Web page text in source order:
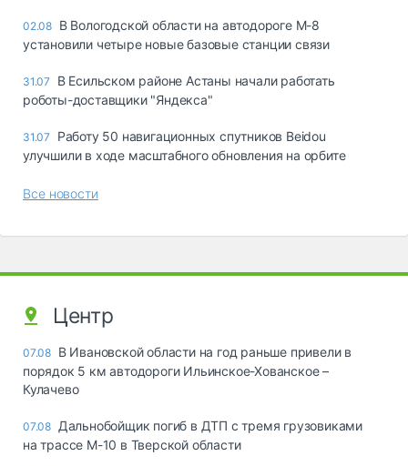
02.08 В Вологодской области на автодороге М-8
установили четыре новые базовые станции связи
31.07
В Есильском районе Астаны начали работать
роботы-доставщики "Яндекса"
31.07
Работу 50 навигационных спутников Beidou
улучшили в ходе масштабного обновления на орбите
Все новости
Центр
07.08 В Ивановской области на год раньше привели в
порядок 5 км автодороги Ильинское-Хованское –
Кулачево
07.08 Дальнобойщик погиб в ДТП с тремя грузовиками
на трассе М-10 в Тверской области